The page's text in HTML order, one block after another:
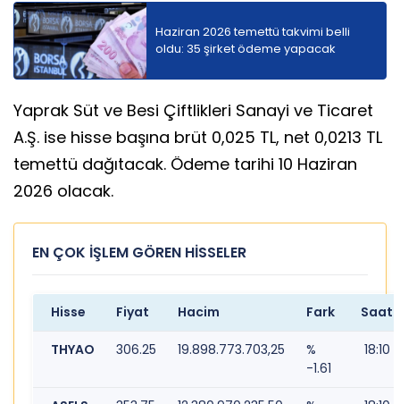
Haziran 2026 temettü takvimi belli
oldu: 35 şirket ödeme yapacak
Yaprak Süt ve Besi Çiftlikleri Sanayi ve Ticaret
A.Ş. ise hisse başına brüt 0,025 TL, net 0,0213 TL
temettü dağıtacak. Ödeme tarihi 10 Haziran
2026 olacak.
EN ÇOK İŞLEM GÖREN HİSSELER
Hisse Fiyat Hacim Fark Saat
THYAO 306.25 19.898.773.703,25
%
-1.61
18:10